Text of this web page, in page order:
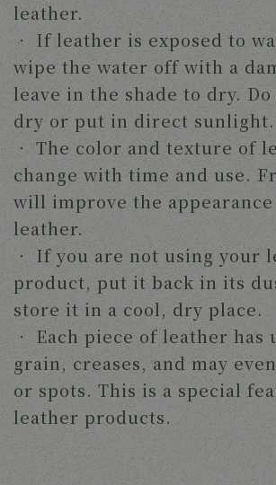
leather.
‧ If leather is exposed to
wipe the water off with a
leave in the shade to dry.
dry or put in direct sunlight.
‧ The color and texture of
change with time and use.
will improve the
leather.
‧ If you are not using your
product, put it back in its
store it in a cool, dry place.
‧ Each piece of leather has
grain, creases, and may
or spots. This is a special
leather products.